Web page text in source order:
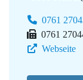
0761
0761
Webseite